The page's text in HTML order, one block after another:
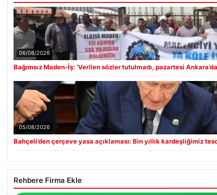
06/08/2026
Bağımsız Maden-İş: ‘Verilen sözler tutulmadı, pazartesi
05/08/2026
Bahçeli’den çerçeve yasa açıklaması: Bin yıllık kardeşliğimiz
Rehbere Firma Ekle